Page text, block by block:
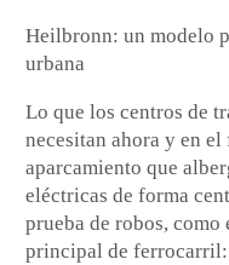
Heilbronn: un modelo
urbana
Lo que los centros de
necesitan ahora y en
aparcamiento que
eléctricas de forma
prueba de robos,
principal de